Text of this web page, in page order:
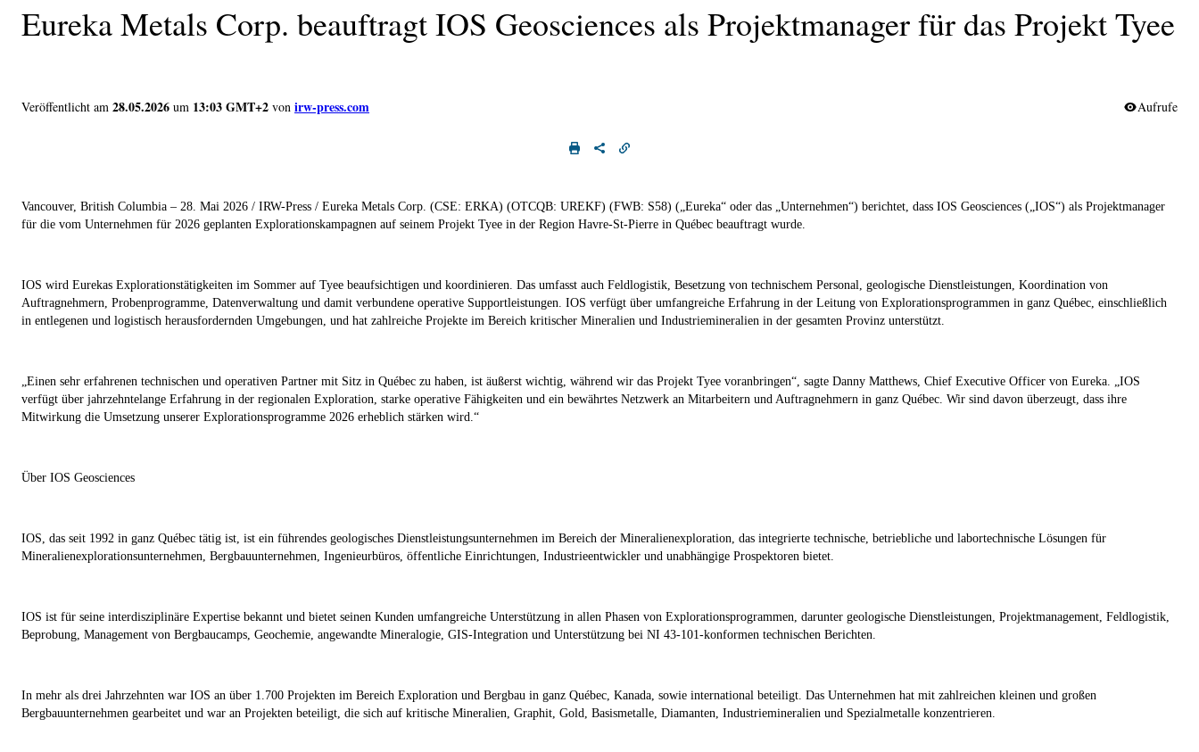
Eureka Metals Corp. beauftragt IOS Geosciences als Projektmanager für das Projekt Tyee
Veröffentlicht am 28.05.2026 um 13:03 GMT+2 von irw-press.com Aufrufe
Vancouver, British Columbia – 28. Mai 2026 / IRW-Press / Eureka Metals Corp. (CSE: ERKA) (OTCQB: UREKF) (FWB: S58) („Eureka“ oder das „Unternehmen“) berichtet, dass IOS Geosciences („IOS“) als Projektmanager
für die vom Unternehmen für 2026 geplanten Explorationskampagnen auf seinem Projekt Tyee in der Region Havre-St-Pierre in Québec beauftragt wurde.
IOS wird Eurekas Explorationstätigkeiten im Sommer auf Tyee beaufsichtigen und koordinieren. Das umfasst auch Feldlogistik, Besetzung von technischem Personal, geologische Dienstleistungen, Koordination von
Auftragnehmern, Probenprogramme, Datenverwaltung und damit verbundene operative Supportleistungen. IOS verfügt über umfangreiche Erfahrung in der Leitung von Explorationsprogrammen in ganz Québec, einschließlich
in entlegenen und logistisch herausfordernden Umgebungen, und hat zahlreiche Projekte im Bereich kritischer Mineralien und Industriemineralien in der gesamten Provinz unterstützt.
„Einen sehr erfahrenen technischen und operativen Partner mit Sitz in Québec zu haben, ist äußerst wichtig, während wir das Projekt Tyee voranbringen“, sagte Danny Matthews, Chief Executive Officer von Eureka. „IOS
verfügt über jahrzehntelange Erfahrung in der regionalen Exploration, starke operative Fähigkeiten und ein bewährtes Netzwerk an Mitarbeitern und Auftragnehmern in ganz Québec. Wir sind davon überzeugt, dass ihre
Mitwirkung die Umsetzung unserer Explorationsprogramme 2026 erheblich stärken wird.“
Über IOS Geosciences
IOS, das seit 1992 in ganz Québec tätig ist, ist ein führendes geologisches Dienstleistungsunternehmen im Bereich der Mineralienexploration, das integrierte technische, betriebliche und labortechnische Lösungen für
Mineralienexplorationsunternehmen, Bergbauunternehmen, Ingenieurbüros, öffentliche Einrichtungen, Industrieentwickler und unabhängige Prospektoren bietet.
IOS ist für seine interdisziplinäre Expertise bekannt und bietet seinen Kunden umfangreiche Unterstützung in allen Phasen von Explorationsprogrammen, darunter geologische Dienstleistungen, Projektmanagement, Feldlogistik,
Beprobung, Management von Bergbaucamps, Geochemie, angewandte Mineralogie, GIS-Integration und Unterstützung bei NI 43-101-konformen technischen Berichten.
In mehr als drei Jahrzehnten war IOS an über 1.700 Projekten im Bereich Exploration und Bergbau in ganz Québec, Kanada, sowie international beteiligt. Das Unternehmen hat mit zahlreichen kleinen und großen
Bergbauunternehmen gearbeitet und war an Projekten beteiligt, die sich auf kritische Mineralien, Graphit, Gold, Basismetalle, Diamanten, Industriemineralien und Spezialmetalle konzentrieren.